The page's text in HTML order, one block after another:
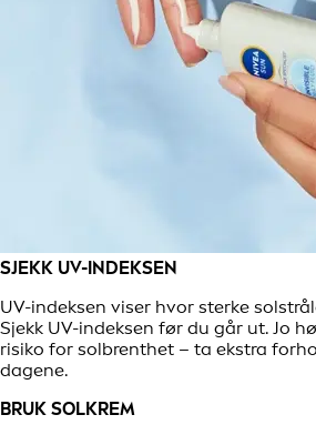
SJEKK UV-INDEKSEN
UV-indeksen viser hvor sterke
Sjekk UV-indeksen før du går ut. Jo
risiko for solbrenthet – ta ekstra
dagene.
BRUK SOLKREM